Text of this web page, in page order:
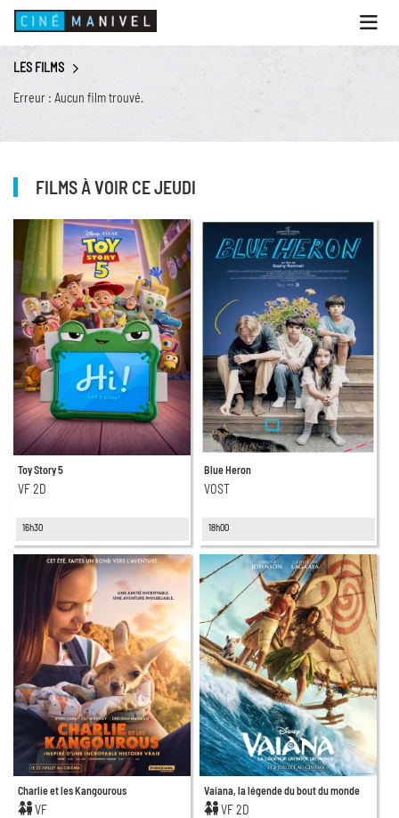
le
menu
ACCUEIL
PROGRAMME
ANIMATIONS
CINÉ CAFÉ | RESTAURANT
INFOS PRATIQUES
LES FILMS
Erreur : Aucun film trouvé.
FILMS À VOIR CE JEUDI
Toy Story 5
VF 2D
16h30
Blue Heron
VOST
18h00
Charlie et les Kangourous
VF
Vaiana, la légende du bout du monde
VF 2D